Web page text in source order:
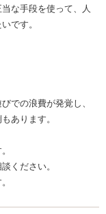
な手段を使って、人
です。
での浪費が発覚し、
あります。
ください。